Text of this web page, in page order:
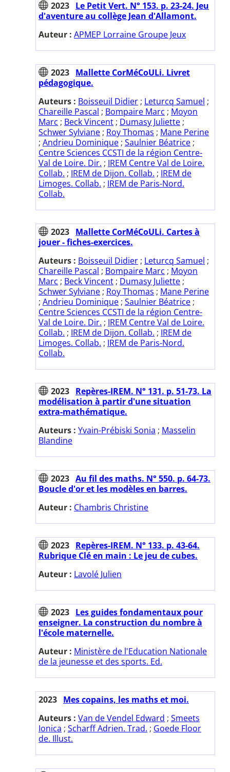
2023 Le Petit Vert. N° 153. p. 23-24. Jeu
d'aventure au collège Jean d'Allamont.
Auteur : APMEP Lorraine Groupe Jeux
2023 Mallette CorMéCoULi. Livret
pédagogique.
Auteurs : Boisseuil Didier ; Leturcq Samuel ;
Chareille Pascal ; Bompaire Marc ; Moyon
Marc ; Beck Vincent ; Dumasy Juliette ;
Schwer Sylviane ; Roy Thomas ; Mane Perine
; Andrieu Dominique ; Saulnier Béatrice ;
Centre Sciences CCSTI de la région Centre-
Val de Loire. Dir. ; IREM Centre Val de Loire.
Collab. ; IREM de Dijon. Collab. ; IREM de
Limoges. Collab. ; IREM de Paris-Nord.
Collab.
2023 Mallette CorMéCoULi. Cartes à
jouer - fiches-exercices.
Auteurs : Boisseuil Didier ; Leturcq Samuel ;
Chareille Pascal ; Bompaire Marc ; Moyon
Marc ; Beck Vincent ; Dumasy Juliette ;
Schwer Sylviane ; Roy Thomas ; Mane Perine
; Andrieu Dominique ; Saulnier Béatrice ;
Centre Sciences CCSTI de la région Centre-
Val de Loire. Dir. ; IREM Centre Val de Loire.
Collab. ; IREM de Dijon. Collab. ; IREM de
Limoges. Collab. ; IREM de Paris-Nord.
Collab.
2023 Repères-IREM. N° 131. p. 51-73. La
modélisation à partir d'une situation
extra-mathématique.
Auteurs : Yvain-Prébiski Sonia ; Masselin
Blandine
2023 Au fil des maths. N° 550. p. 64-73.
Boucle d'or et les modèles en barres.
Auteur : Chambris Christine
2023 Repères-IREM. N° 133. p. 43-64.
Rubrique Clé en main : Le jeu de cubes.
Auteur : Lavolé Julien
2023 Les guides fondamentaux pour
enseigner. La construction du nombre à
l'école maternelle.
Auteur : Ministère de l'Education Nationale
de la jeunesse et des sports. Ed.
2023 Mes copains, les maths et moi.
Auteurs : Van de Vendel Edward ; Smeets
Ionica ; Scharff Adrien. Trad. ; Goede Floor
de. Illust.